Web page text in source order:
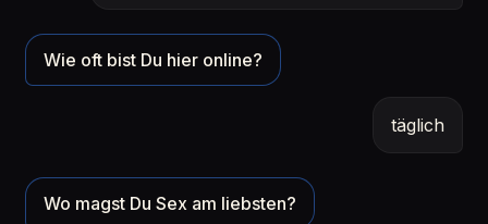
Wie oft bist Du hier online?
täglich
Wo magst Du Sex am liebsten?